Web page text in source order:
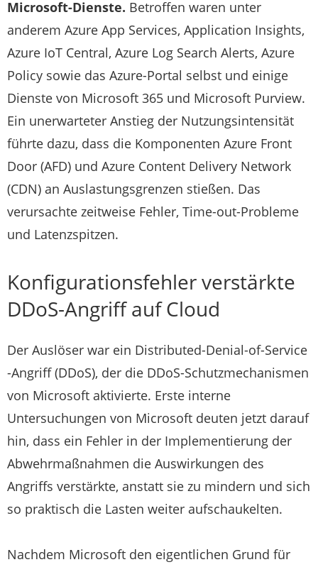
Microsoft-Dienste. Betroffen waren unter
anderem Azure App Services, Application Insights,
Azure IoT Central, Azure Log Search Alerts, Azure
Policy sowie das Azure-Portal selbst und einige
Dienste von Microsoft 365 und Microsoft Purview.
Ein unerwarteter Anstieg der Nutzungsintensität
führte dazu, dass die Komponenten Azure Front
Door (AFD) und Azure Content Delivery Network
(CDN) an Auslastungsgrenzen stießen. Das
verursachte zeitweise Fehler, Time-out-Probleme
und Latenzspitzen.
Konfigurationsfehler verstärkte
DDoS-Angriff auf Cloud
Der Auslöser war ein Distributed-Denial-of-Service
-Angriff (DDoS), der die DDoS-Schutzmechanismen
von Microsoft aktivierte. Erste interne
Untersuchungen von Microsoft deuten jetzt darauf
hin, dass ein Fehler in der Implementierung der
Abwehrmaßnahmen die Auswirkungen des
Angriffs verstärkte, anstatt sie zu mindern und sich
so praktisch die Lasten weiter aufschaukelten.
Nachdem Microsoft den eigentlichen Grund für